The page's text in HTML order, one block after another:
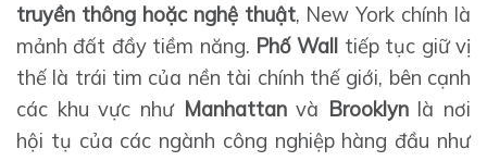
truyền thông hoặc nghệ thuật, New York chính là
mảnh đất đầy tiềm năng. Phố Wall tiếp tục giữ vị
thế là trái tim của nền tài chính thế giới, bên cạnh
các khu vực như Manhattanvà Brooklynlà nơi
hội tụ của các ngành công nghiệp hàng đầu như